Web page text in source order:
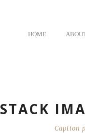
HOME
STACK
Caption